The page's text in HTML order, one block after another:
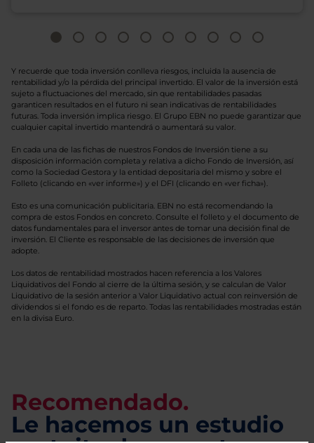
Y recuerde que toda inversión conlleva riesgos, incluida la ausencia de
rentabilidad y/o la pérdida del principal invertido. El valor de la inversión está
sujeto a fluctuaciones del mercado, sin que rentabilidades pasadas
garanticen resultados en el futuro ni sean indicativas de rentabilidades
futuras. Toda inversión implica riesgo. El Grupo EBN no puede garantizar que
cualquier capital invertido mantendrá o aumentará su valor.
En cada una de las fichas de nuestros Fondos de Inversión tiene a su
disposición información completa y relativa a dicho Fondo de Inversión, así
como la Sociedad Gestora y la entidad depositaria del mismo y sobre el
Folleto (clicando en «ver informe») y el DFI (clicando en «ver ficha»).
Esto es una comunicación publicitaria. EBN no está recomendando la
compra de estos Fondos en concreto. Consulte el folleto y el documento de
datos fundamentales para el inversor antes de tomar una decisión final de
inversión. El Cliente es responsable de las decisiones de inversión que
adopte.
Los datos de rentabilidad mostrados hacen referencia a los Valores
Liquidativos del Fondo al cierre de la última sesión, y se calculan de Valor
Liquidativo de la sesión anterior a Valor Liquidativo actual con reinversión de
dividendos si el fondo es de reparto. Todas las rentabilidades mostradas están
en la divisa Euro.
Recomendado.
Le hacemos un estudio